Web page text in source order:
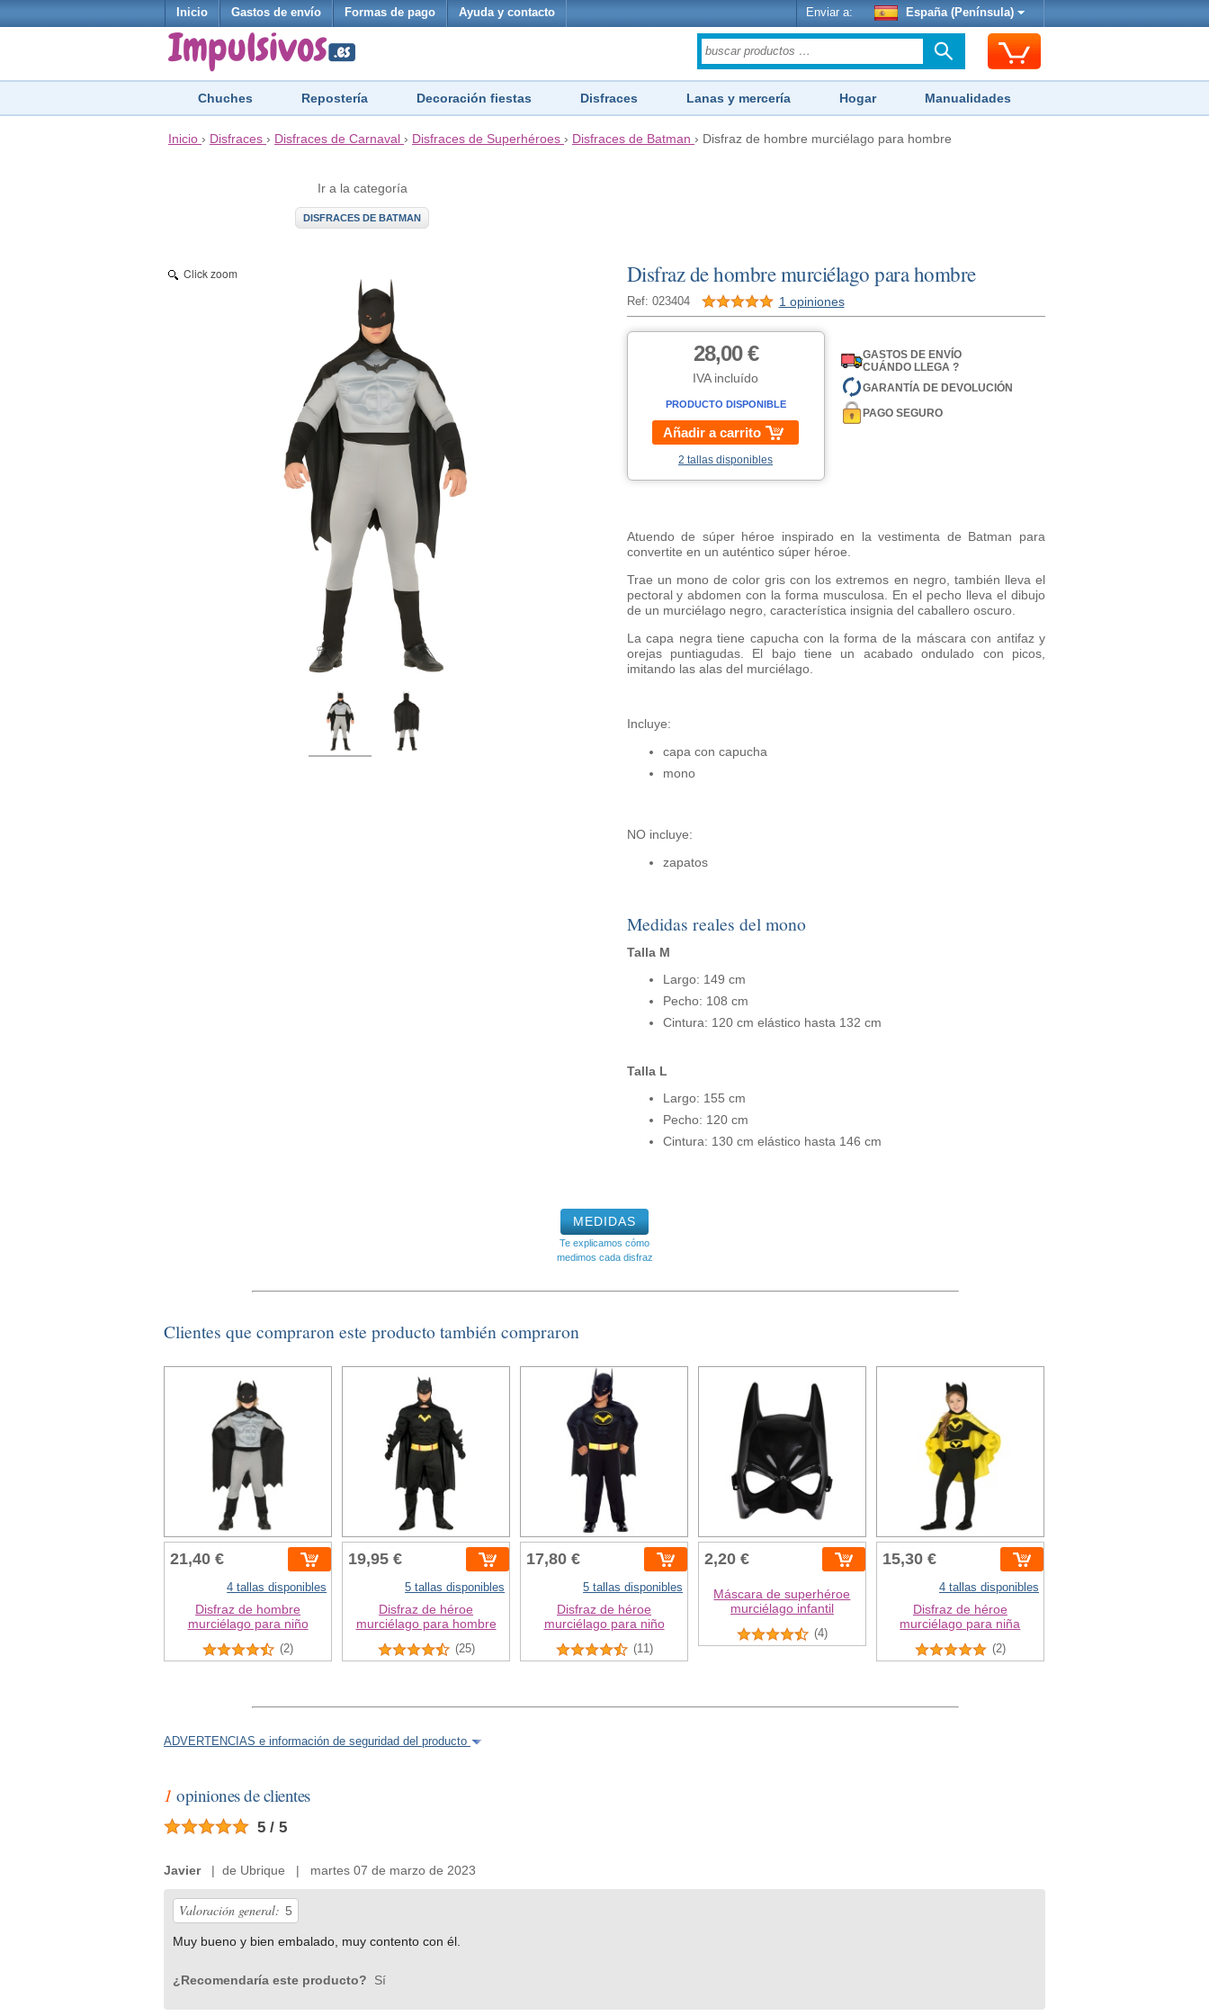
Inicio Gastos de envío Formas de pago Ayuda y contacto Enviar a: España (Península)
Chuches Repostería Decoración fiestas Disfraces Lanas y mercería Hogar Manualidades
Inicio › Disfraces › Disfraces de Carnaval › Disfraces de Superhéroes › Disfraces de Batman › Disfraz de hombre murciélago para hombre
Ir a la categoría
DISFRACES DE BATMAN
Disfraz de hombre murciélago para hombre
Ref: 023404 1 opiniones
Click zoom
28,00 €
IVA incluído
PRODUCTO DISPONIBLE
Añadir a carrito
2 tallas disponibles
GASTOS DE ENVÍO
CUÁNDO LLEGA ?
GARANTÍA DE DEVOLUCIÓN
PAGO SEGURO
Atuendo de súper héroe inspirado en la vestimenta de Batman para
convertite en un auténtico súper héroe.
Trae un mono de color gris con los extremos en negro, también lleva el
pectoral y abdomen con la forma musculosa. En el pecho lleva el dibujo
de un murciélago negro, característica insignia del caballero oscuro.
La capa negra tiene capucha con la forma de la máscara con antifaz y
orejas puntiagudas. El bajo tiene un acabado ondulado con picos,
imitando las alas del murciélago.
Incluye:
capa con capucha
mono
NO incluye:
zapatos
Medidas reales del mono
Talla M
Largo: 149 cm
Pecho: 108 cm
Cintura: 120 cm elástico hasta 132 cm
Talla L
Largo: 155 cm
Pecho: 120 cm
Cintura: 130 cm elástico hasta 146 cm
MEDIDAS
Te explicamos cómo
medimos cada disfraz
Clientes que compraron este producto también compraron
21,40 €
4 tallas disponibles
Disfraz de hombre
murciélago para niño
(2)
19,95 €
5 tallas disponibles
Disfraz de héroe
murciélago para hombre
(25)
17,80 €
5 tallas disponibles
Disfraz de héroe
murciélago para niño
(11)
2,20 €
Máscara de superhéroe
murciélago infantil
(4)
15,30 €
4 tallas disponibles
Disfraz de héroe
murciélago para niña
(2)
ADVERTENCIAS e información de seguridad del producto
1 opiniones de clientes
5 / 5
Javier| de Ubrique | martes 07 de marzo de 2023
Valoración general: 5
Muy bueno y bien embalado, muy contento con él.
¿Recomendaría este producto? Sí